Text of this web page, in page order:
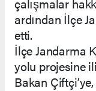
ardından İlçe
etti.
İlçe Jandarma
yolu projesine
Bakan